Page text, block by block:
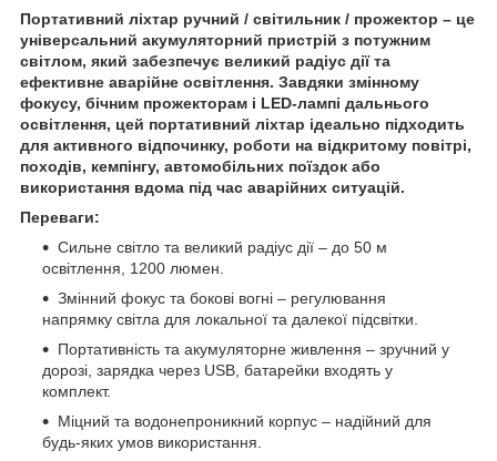
Портативний ліхтар ручний / світильник / прожектор – це
універсальний акумуляторний пристрій з потужним
світлом, який забезпечує великий радіус дії та
ефективне аварійне освітлення. Завдяки змінному
фокусу, бічним прожекторам і LED-лампі дальнього
освітлення, цей портативний ліхтар ідеально підходить
для активного відпочинку, роботи на відкритому повітрі,
походів, кемпінгу, автомобільних поїздок або
використання вдома під час аварійних ситуацій.
Переваги:
Сильне світло та великий радіус дії – до 50 м
освітлення, 1200 люмен.
Змінний фокус та бокові вогні – регулювання
напрямку світла для локальної та далекої підсвітки.
Портативність та акумуляторне живлення – зручний у
дорозі, зарядка через USB, батарейки входять у
комплект.
Міцний та водонепроникний корпус – надійний для
будь-яких умов використання.